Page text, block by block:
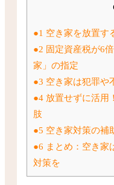
1 空き家を放置す
2 固定資産税が6
家」の指定
3 空き家は犯罪や
4 放置せずに活用
肢
5 空き家対策の補
6 まとめ：空き家
対策を